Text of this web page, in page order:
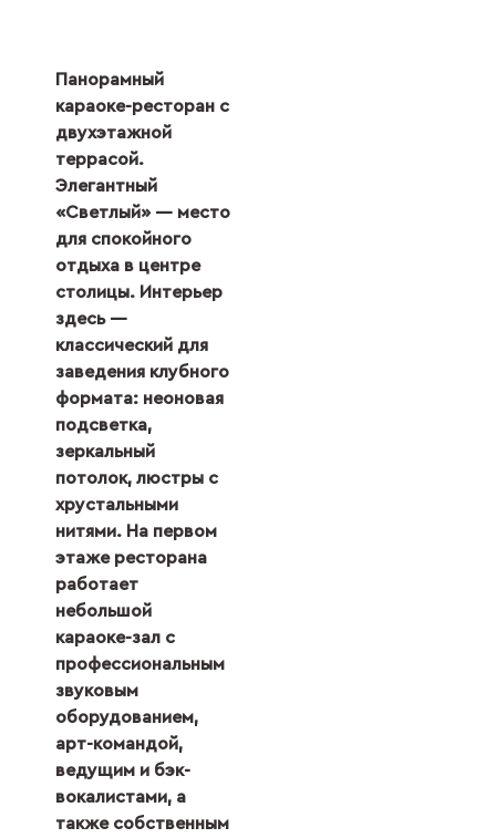
Панорамный
караоке-ресторан с
двухэтажной
террасой.
Элегантный
«Светлый» ― место
для спокойного
отдыха в центре
столицы. Интерьер
здесь ―
классический для
заведения клубного
формата: неоновая
подсветка,
зеркальный
потолок, люстры с
хрустальными
нитями. На первом
этаже ресторана
работает
небольшой
караоке-зал с
профессиональным
звуковым
оборудованием,
арт-командой,
ведущим и бэк-
вокалистами, а
также собственным